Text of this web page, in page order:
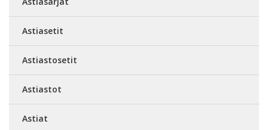
Astiasetit
Astiastosetit
Astiastot
Astiat